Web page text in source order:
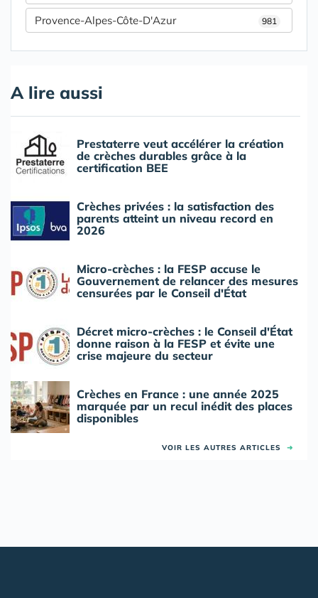
Provence-Alpes-Côte-D'Azur 981
A lire aussi
Prestaterre veut accélérer la création
de crèches durables grâce à la
certification BEE
Crèches privées : la satisfaction des
parents atteint un niveau record en
2026
Micro-crèches : la FESP accuse le
Gouvernement de relancer des mesures
censurées par le Conseil d'État
Décret micro-crèches : le Conseil d'État
donne raison à la FESP et évite une
crise majeure du secteur
Crèches en France : une année 2025
marquée par un recul inédit des places
disponibles
VOIR LES AUTRES ARTICLES ➜